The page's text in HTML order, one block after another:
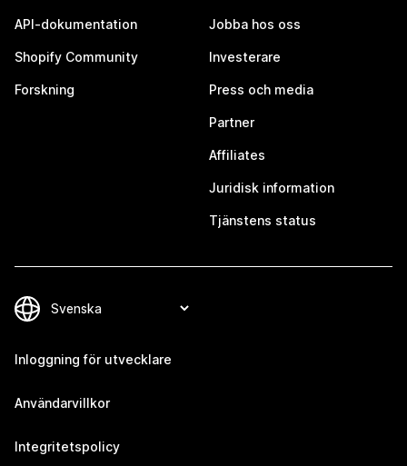
API-dokumentation
Shopify Community
Forskning
Jobba hos oss
Investerare
Press och media
Partner
Affiliates
Juridisk information
Tjänstens status
Inloggning för utvecklare
Användarvillkor
Integritetspolicy